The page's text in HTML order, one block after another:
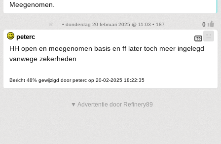
Meegenomen.
• donderdag 20 februari 2025 @ 11:03 • 187
peterc
HH open en meegenomen basis en ff later toch meer ingelegd
vanwege zekerheden
Bericht 48% gewijzigd door peterc op 20-02-2025 18:22:35
▼ Advertentie door Refinery89